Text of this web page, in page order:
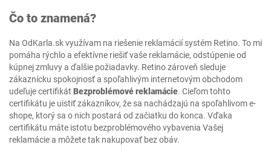
Čo to znamená?
Na OdKarla.sk využívam na riešenie reklamácií systém Retino. To mi
pomáha rýchlo a efektívne riešiť vaše reklamácie, odstúpenie od
kúpnej zmluvy a ďalšie požiadavky. Retino zároveň sleduje
zákaznícku spokojnosť a spoľahlivým internetovým obchodom
udeľuje certifikát Bezproblémové reklamácie. Cieľom tohto
certifikátu je uistiť zákazníkov, že sa nachádzajú na spoľahlivom e-
shope, ktorý sa o nich postará od začiatku do konca. Vďaka
certifikátu máte istotu bezproblémového vybavenia Vašej
reklamácie a môžete tak nakupovať bez obáv.